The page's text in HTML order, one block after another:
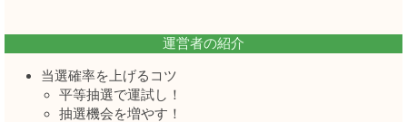
運営者の紹介
当選確率を上げるコツ
平等抽選で運試し！
抽選機会を増やす！